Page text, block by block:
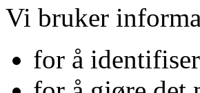
Vi bruker
for å